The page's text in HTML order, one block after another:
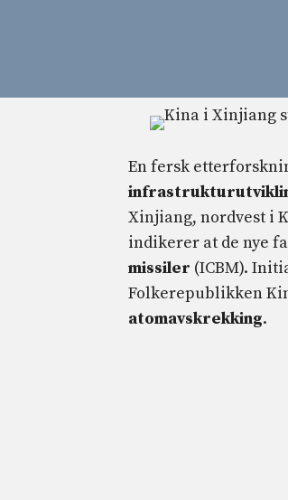
En fersk
Xinjiang, nordvest i
indikerer at de nye
missiler (ICBM).
Folkerepublikken
atomavskrekking.